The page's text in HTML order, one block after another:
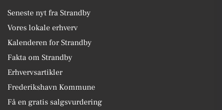
Seneste nyt fra Strandby
Vores lokale erhverv
Kalenderen for Strandby
Fakta om Strandby
Erhvervsartikler
Frederikshavn Kommune
Få en gratis salgsvurdering